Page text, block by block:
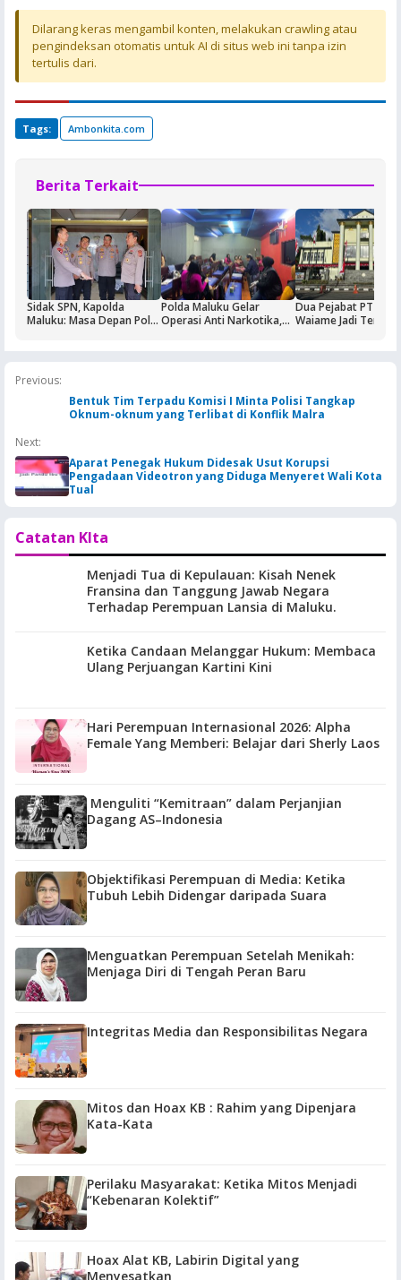
Dilarang keras mengambil konten, melakukan crawling atau
pengindeksan otomatis untuk AI di situs web ini tanpa izin
tertulis dari.
Tags: Ambonkita.com
Berita Terkait
Sidak SPN, Kapolda
Maluku: Masa Depan Polri
Polda Maluku Gelar
Operasi Anti Narkotika,
Dua Pejabat PT Dok
Waiame Jadi
Previous:
Bentuk Tim Terpadu Komisi I Minta Polisi Tangkap
Oknum-oknum yang Terlibat di Konflik Malra
Next:
Aparat Penegak Hukum Didesak Usut Korupsi
Pengadaan Videotron yang Diduga Menyeret Wali Kota
Tual
Catatan KIta
Menjadi Tua di Kepulauan: Kisah Nenek
Fransina dan Tanggung Jawab Negara
Terhadap Perempuan Lansia di Maluku.
Ketika Candaan Melanggar Hukum: Membaca
Ulang Perjuangan Kartini Kini
Hari Perempuan Internasional 2026: Alpha
Female Yang Memberi: Belajar dari Sherly Laos
Menguliti “Kemitraan” dalam Perjanjian
Dagang AS–Indonesia
Objektifikasi Perempuan di Media: Ketika
Tubuh Lebih Didengar daripada Suara
Menguatkan Perempuan Setelah Menikah:
Menjaga Diri di Tengah Peran Baru
Integritas Media dan Responsibilitas Negara
Mitos dan Hoax KB : Rahim yang Dipenjara
Kata-Kata
Perilaku Masyarakat: Ketika Mitos Menjadi
“Kebenaran Kolektif”
Hoax Alat KB, Labirin Digital yang
Menyesatkan